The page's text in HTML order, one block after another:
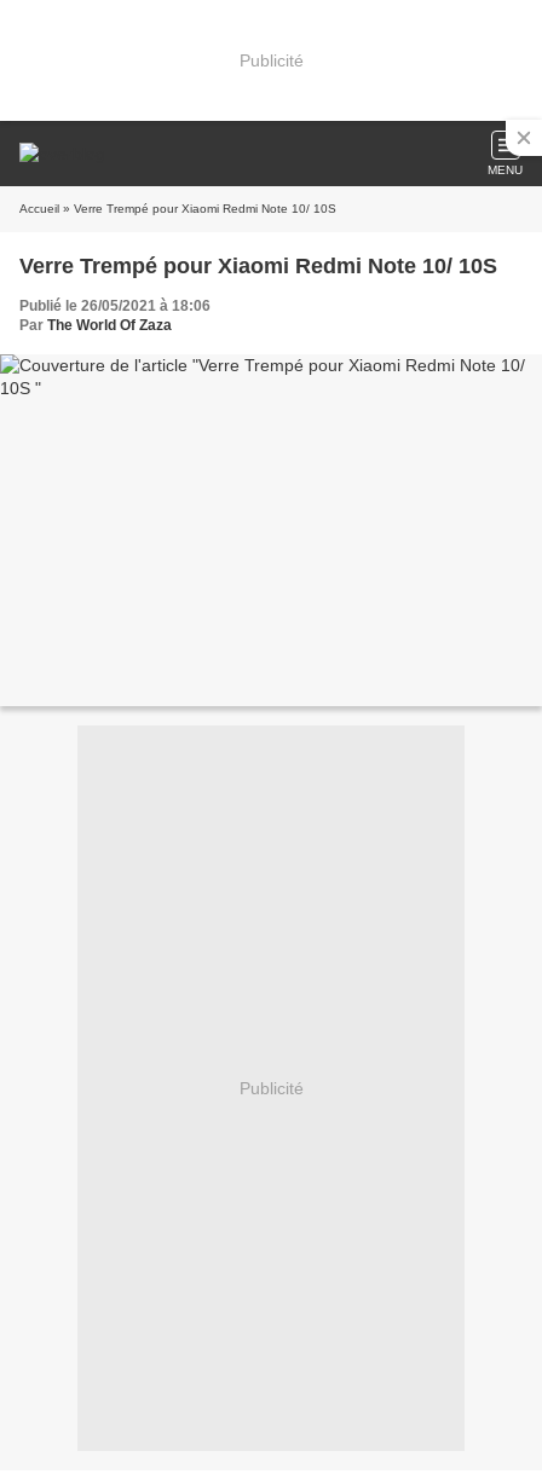
Publicité
MENU
Accueil » Verre Trempé pour Xiaomi Redmi Note 10/ 10S
Verre Trempé pour Xiaomi Redmi Note 10/ 10S
Publié le 26/05/2021 à 18:06
Par The World Of Zaza
Publicité